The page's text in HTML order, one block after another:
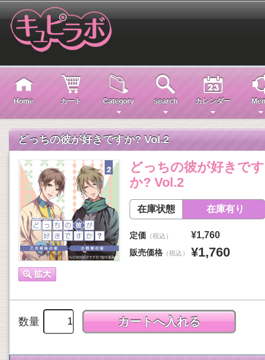
Home カート Category search カレンダー
どっちの彼が好きですか? Vol.2
どっちの彼が好きです
か? Vol.2
在庫状態 在庫有り
定価 （税込） ¥1,760
販売価格 （税込） ¥1,760
数量